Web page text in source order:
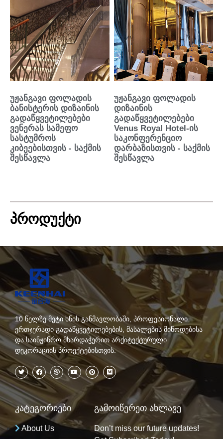
უჟანგავი ფოლადის
ბანისტერის დიზაინის
გადაწყვეტილებები
ვენერას სამეფო
სასტუმროს
კიბეებისთვის - საქმის
შესწავლა
უჟანგავი ფოლადის
დიზაინის
გადაწყვეტილებები
Venus Royal Hotel-ის
საკონფერენციო
დარბაზისთვის - საქმის
შესწავლა
ᲞᲠᲝᲓᲣᲥᲢᲘ
10 წელზე მეტი ხნის განმავლობაში, პროფესიონალი
ერთჯერადი გადაწყვეტილებების, მასალების მიწოდებისა
და საინჟინრო მხარდაჭერით არქიტექტურული
დეკორაციის პროექტებისთვის.
კატეგორიები
About Us
გამოიწერეთ ახლავე
Don’t miss our future updates!